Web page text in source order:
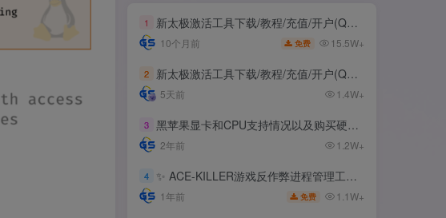
1 新太极激活工具下载/教程/充值/开户(QQ交流群号749113977)
10个月前 免费 15.5W+
2 新太极激活工具下载/教程/充值/开户(QQ交流群号:523943346)
5天前 1.4W+
3 黑苹果显卡和CPU支持情况以及购买硬件防踩坑指南
2年前 1.2W+
4 ✨ ACE-KILLER游戏反作弊进程管理工具 ✨
1年前 免费 1.1W+
1 新太极激活工具下载/教程/充值/开户(QQ交流群号749113977)
10个月前 免费 15.5W+
2 新太极激活工具下载/教程/充值/开户(QQ交流群号:523943346)
5天前 1.4W+
3 黑苹果显卡和CPU支持情况以及购买硬件防踩坑指南
2年前 1.2W+
4 ✨ ACE-KILLER游戏反作弊进程管理工具 ✨
1年前 免费 1.1W+